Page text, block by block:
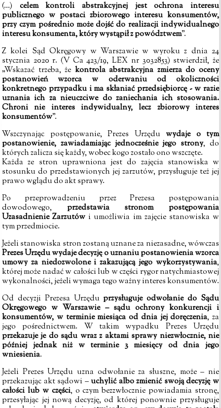
(…) celem kontroli abstrakcyjnej jest ochrona interesu
publicznego w postaci zbiorowego interesu konsumentów,
przy czym pośrednio może dojść do realizacji indywidualnego
interesu konsumenta, który wystąpił z powództwem”.
Z kolei Sąd Okręgowy w Warszawie w wyroku z dnia 24
stycznia 2020 r. (V Ca 423/19, LEX nr 3032853) stwierdził, że
„Wskazać trzeba, że kontrola abstrakcyjna zmierza do oceny
postanowień wzorca w oderwaniu od okoliczności
konkretnego przypadku i ma skłaniać przedsiębiorcę - w razie
uznania ich za nieuczciwe do zaniechania ich stosowania.
Chroni nie interes indywidualny, lecz zbiorowy interes
konsumentów”.
Wszczynając postępowanie, Prezes Urzędu wydaje o tym
postanowienie, zawiadamiając jednocześnie jego strony, do
których zalicza się każdy, wobec kogo zostało ono wszczęte.
Każda ze stron uprawniona jest do zajęcia stanowiska w
stosunku do przedstawionych jej zarzutów, przysługuje też jej
prawo wglądu do akt sprawy.
Po przeprowadzeniu przez Prezesa postępowania
dowodowego, przedstawia stronom postępowania
Uzasadnienie Zarzutów i umożliwia im zajęcie stanowiska w
tym przedmiocie.
Jeżeli stanowiska stron zostaną uznane za niezasadne, wówczas
Prezes Urzędu wydaje decyzję o uznaniu postanowienia wzorca
umowy za niedozwolone i zakazującą jego wykorzystywania,
której może nadać w całości lub w części rygor natychmiastowej
wykonalności, jeżeli wymaga tego ważny interes konsumentów.
Od decyzji Prezesa Urzęduprzysługuje odwołanie do Sądu
Okręgowego w Warszawie – sądu ochrony konkurencji i
konsumentów, w terminie miesiąca od dnia jej doręczenia, za
jego pośrednictwem. W takim wypadku Prezes Urzędu
przekazuje je do sądu wraz z aktami sprawy niezwłocznie, nie
później jednak niż w terminie 3 miesięcy od dnia jego
wniesienia.
Jeżeli Prezes Urzędu uzna odwołanie za słuszne, może – nie
przekazując akt sądowi – uchylić albo zmienić swoją decyzję w
całości lub w części, o czym bezzwłocznie powiadamia stronę,
przesyłając jej nową decyzję, od której ponownie przysługuje